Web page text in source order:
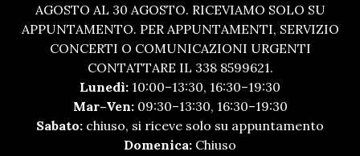
AGOSTO AL 30 AGOSTO. RICEVIAMO SOLO SU
APPUNTAMENTO. PER APPUNTAMENTI, SERVIZIO
CONCERTI O COMUNICAZIONI URGENTI
CONTATTARE IL 338 8599621.
Lunedì: 10:00–13:30, 16:30–19:30
Mar–Ven:09:30–13:30, 16:30–19:30
Sabato: chiuso, si riceve solo su appuntamento
Domenica: Chiuso